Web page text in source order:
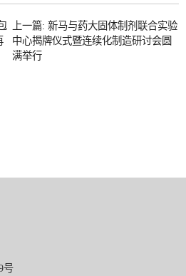
上一篇: 新马与药大固体制剂联合实验
中心揭牌仪式暨连续化制造研讨会圆
满举行
号